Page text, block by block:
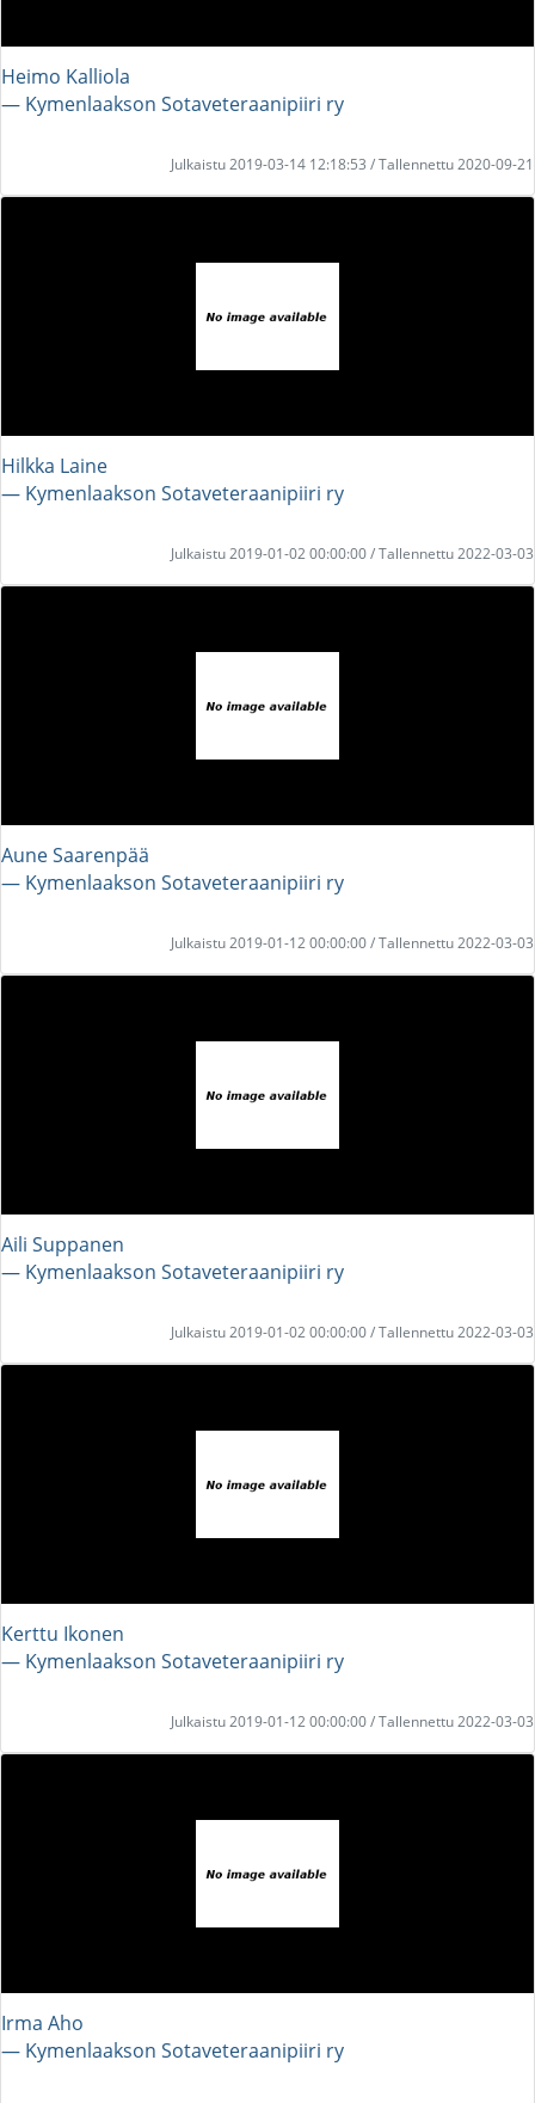
Heimo Kalliola
― Kymenlaakson Sotaveteraanipiiri ry
Julkaistu 2019-03-14 12:18:53 / Tallennettu 2020-09-21
Hilkka Laine
― Kymenlaakson Sotaveteraanipiiri ry
Julkaistu 2019-01-02 00:00:00 / Tallennettu 2022-03-03
Aune Saarenpää
― Kymenlaakson Sotaveteraanipiiri ry
Julkaistu 2019-01-12 00:00:00 / Tallennettu 2022-03-03
Aili Suppanen
― Kymenlaakson Sotaveteraanipiiri ry
Julkaistu 2019-01-02 00:00:00 / Tallennettu 2022-03-03
Kerttu Ikonen
― Kymenlaakson Sotaveteraanipiiri ry
Julkaistu 2019-01-12 00:00:00 / Tallennettu 2022-03-03
Irma Aho
― Kymenlaakson Sotaveteraanipiiri ry